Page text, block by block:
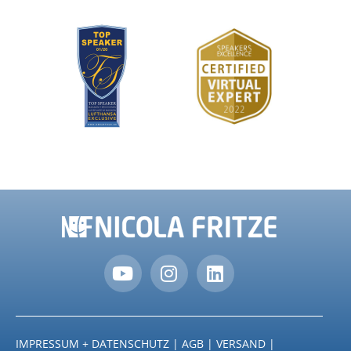
IMPRESSUM + DATENSCHUTZ | AGB | VERSAND |